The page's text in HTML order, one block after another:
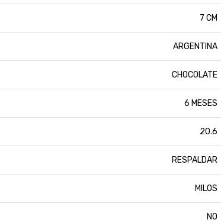
7 CM
ARGENTINA
CHOCOLATE
6 MESES
20.6
RESPALDAR
MILOS
NO